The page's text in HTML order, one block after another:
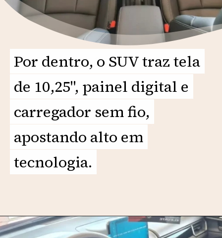
Por dentro, o SUV traz tela
de 10,25", painel digital e
carregador sem fio,
apostando alto em
tecnologia.
Por dentro, o SUV traz tela
de 10,25", painel digital e
carregador sem fio,
apostando alto em
tecnologia.
Opening https://motorprime.com.br/melhor-que-kicks-novo-honda-wr-v-2026-a-caminho-do-brasil/